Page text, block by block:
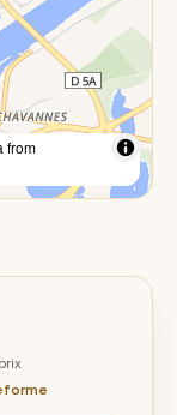
from